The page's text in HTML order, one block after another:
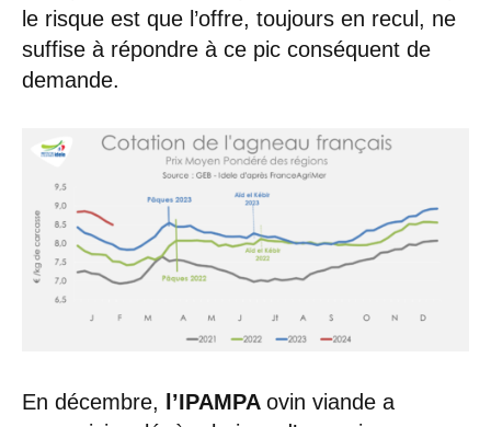
le risque est que l’offre, toujours en recul, ne
suffise à répondre à ce pic conséquent de
demande.
En décembre, l’IPAMPA ovin viande a